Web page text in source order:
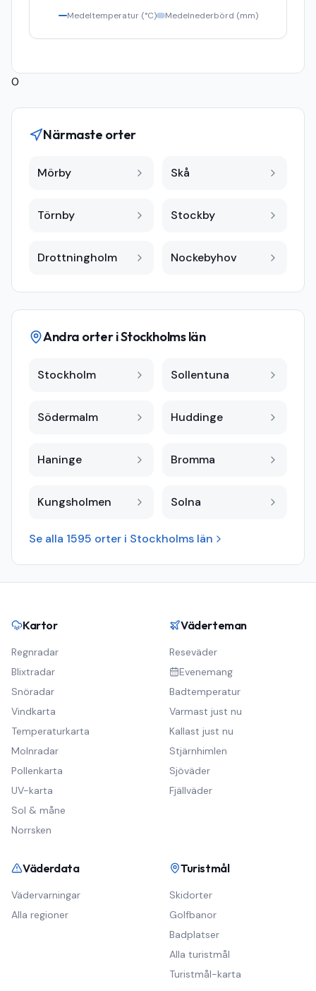
Medeltemperatur (°C) Medelnederbörd (mm)
0
Närmaste orter
Mörby Skå
Törnby Stockby
Drottningholm Nockebyhov
Andra orter iStockholms län
Stockholm Sollentuna
Södermalm Huddinge
Haninge Bromma
Kungsholmen Solna
Se alla 1595 orter i Stockholms län
Kartor
Regnradar
Blixtradar
Snöradar
Vindkarta
Temperaturkarta
Molnradar
Pollenkarta
UV-karta
Sol & måne
Norrsken
Väderteman
Reseväder
Evenemang
Badtemperatur
Varmast just nu
Kallast just nu
Stjärnhimlen
Sjöväder
Fjällväder
Väderdata
Vädervarningar
Alla regioner
Turistmål
Skidorter
Golfbanor
Badplatser
Alla turistmål
Turistmål-karta